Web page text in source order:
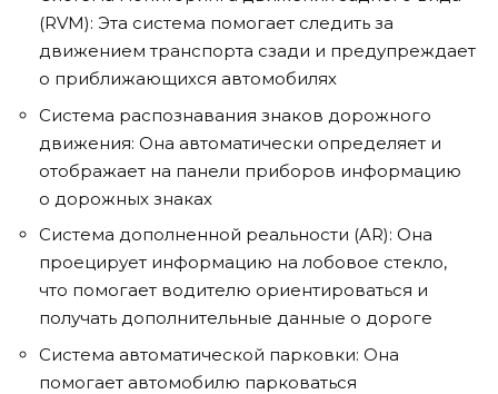
(RVM): Эта система помогает следить за
движением транспорта сзади и предупреждает
о приближающихся автомобилях
Система распознавания знаков дорожного
движения: Она автоматически определяет и
отображает на панели приборов информацию
о дорожных знаках
Система дополненной реальности (AR): Она
проецирует информацию на лобовое стекло,
что помогает водителю ориентироваться и
получать дополнительные данные о дороге
Система автоматической парковки: Она
помогает автомобилю парковаться